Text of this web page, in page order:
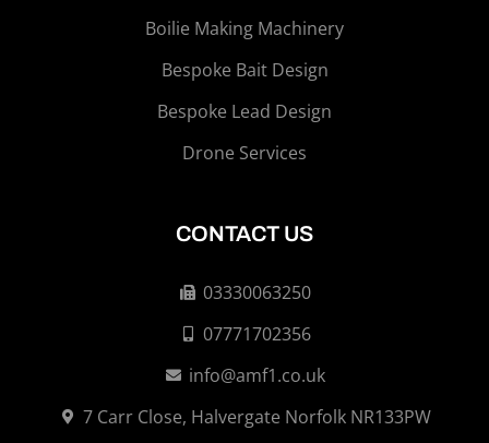
Boilie Making Machinery
Bespoke Bait Design
Bespoke Lead Design
Drone Services
CONTACT US
03330063250
07771702356
info@amf1.co.uk
7 Carr Close, Halvergate Norfolk NR133PW